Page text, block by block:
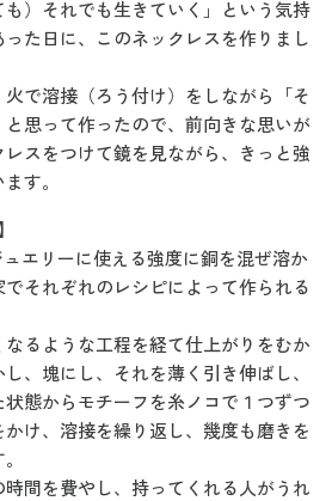
も）それでも生きていく」という気持
た日に、このネックレスを作りまし
で溶接（ろう付け）をしながら「そ
思って作ったので、前向きな思いが
スをつけて鏡を見ながら、きっと強
す。
エリーに使える強度に銅を混ぜ溶か
それぞれのレシピによって作られる
るような工程を経て仕上がりをむか
、塊にし、それを薄く引き伸ばし、
態からモチーフを糸ノコで１つずつ
け、溶接を繰り返し、幾度も磨きを
間を費やし、持ってくれる人がうれ